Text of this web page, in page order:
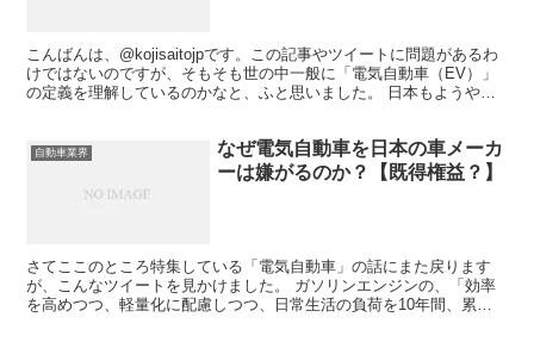
こんばんは、@kojisaitojpです。この記事やツイートに問題があるわ
けではないのですが、そもそも世の中一般に「電気自動車（EV）」
の定義を理解しているのかなと、ふと思いました。 日本もようやく
自動車業界
なぜ電気自動車を日本の車メーカ
ーは嫌がるのか？【既得権益？】
さてここのところ特集している「電気自動車」の話にまた戻ります
が、こんなツイートを見かけました。 ガソリンエンジンの、「効率
を高めつつ、軽量化に配慮しつつ、日常生活の負荷を10年間、累計